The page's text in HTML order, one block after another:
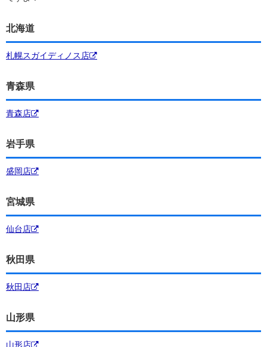
北海道
札幌スガイディノス店
青森県
青森店
岩手県
盛岡店
宮城県
仙台店
秋田県
秋田店
山形県
山形店